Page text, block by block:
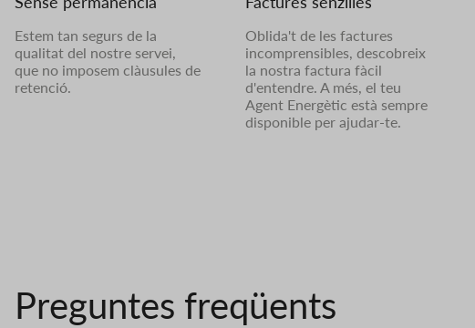
Estem tan segurs de la
qualitat del nostre servei,
que no imposem clàusules de
retenció.
Oblida't de les factures
incomprensibles, descobreix
la nostra factura fàcil
d'entendre. A més, el teu
Agent Energètic està sempre
disponible per ajudar-te.
Preguntes freqüents